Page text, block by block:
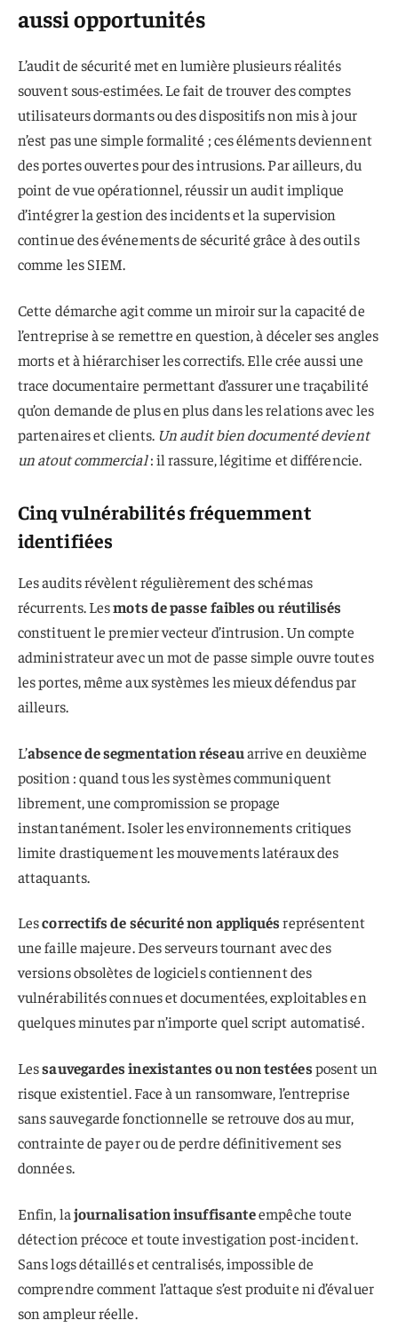
aussi opportunités
L’audit de sécurité met en lumière plusieurs réalités
souvent sous-estimées. Le fait de trouver des comptes
utilisateurs dormants ou des dispositifs non mis à jour
n’est pas une simple formalité ; ces éléments deviennent
des portes ouvertes pour des intrusions. Par ailleurs, du
point de vue opérationnel, réussir un audit implique
d’intégrer la gestion des incidents et la supervision
continue des événements de sécurité grâce à des outils
comme les SIEM.
Cette démarche agit comme un miroir sur la capacité de
l’entreprise à se remettre en question, à déceler ses angles
morts et à hiérarchiser les correctifs. Elle crée aussi une
trace documentaire permettant d’assurer une traçabilité
qu’on demande de plus en plus dans les relations avec les
partenaires et clients. Un audit bien documenté devient
un atout commercial: il rassure, légitime et différencie.
Cinq vulnérabilités fréquemment
identifiées
Les audits révèlent régulièrement des schémas
récurrents. Lesmots de passe faibles ou réutilisés
constituent le premier vecteur d’intrusion. Un compte
administrateur avec un mot de passe simple ouvre toutes
les portes, même aux systèmes les mieux défendus par
ailleurs.
L’absence de segmentation réseauarrive en deuxième
position : quand tous les systèmes communiquent
librement, une compromission se propage
instantanément. Isoler les environnements critiques
limite drastiquement les mouvements latéraux des
attaquants.
Lescorrectifs de sécurité non appliquésreprésentent
une faille majeure. Des serveurs tournant avec des
versions obsolètes de logiciels contiennent des
vulnérabilités connues et documentées, exploitables en
quelques minutes par n’importe quel script automatisé.
Lessauvegardes inexistantes ou non testéesposent un
risque existentiel. Face à un ransomware, l’entreprise
sans sauvegarde fonctionnelle se retrouve dos au mur,
contrainte de payer ou de perdre définitivement ses
données.
Enfin, lajournalisation insuffisanteempêche toute
détection précoce et toute investigation post-incident.
Sans logs détaillés et centralisés, impossible de
comprendre comment l’attaque s’est produite ni d’évaluer
son ampleur réelle.